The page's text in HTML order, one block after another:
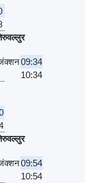
09:34
10:34
09:54
10:54